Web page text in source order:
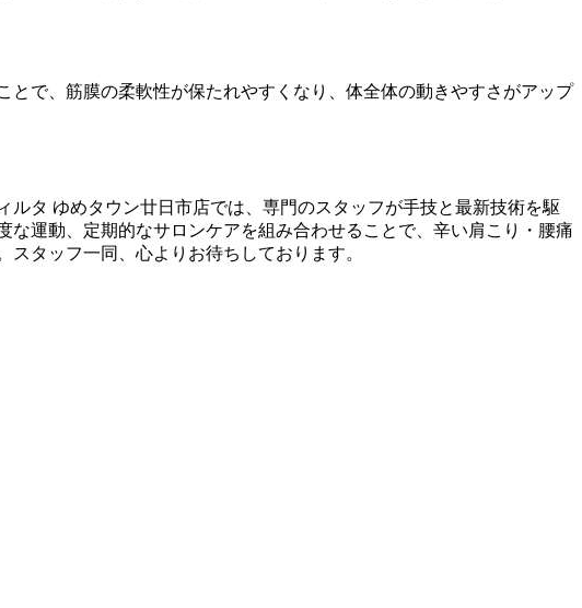
で、筋膜の柔軟性が保たれやすくなり、体全体の動きやすさがアップ
タ ゆめタウン廿日市店では、専門のスタッフが手技と最新技術を駆
運動、定期的なサロンケアを組み合わせることで、辛い肩こり・腰痛
タッフ一同、心よりお待ちしております。